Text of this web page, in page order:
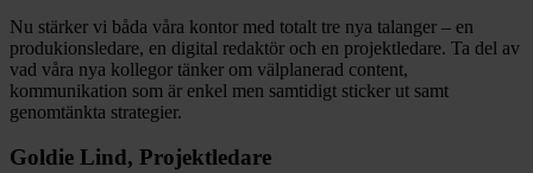
Nu stärker vi båda våra kontor med totalt tre nya talanger – en
produkionsledare, en digital redaktör och en projektledare. Ta del av
vad våra nya kollegor tänker om välplanerad content,
kommunikation som är enkel men samtidigt sticker ut samt
genomtänkta strategier.
Goldie Lind, Projektledare